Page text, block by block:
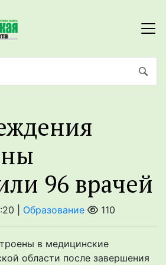
96 врачей
| Образование 110
в медицинские
области после завершения